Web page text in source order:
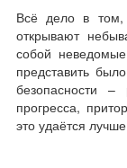
Всё дело в том,
открывают
собой
представить
безопасности
прогресса,
это удаётся